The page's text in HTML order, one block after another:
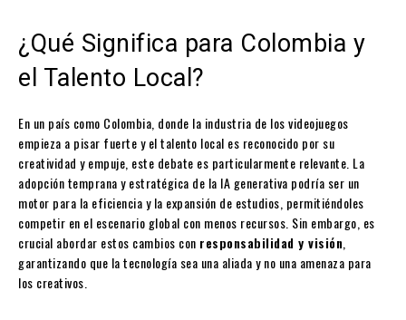
¿Qué Significa para Colombia y
el Talento Local?
En un país como Colombia, donde la industria de los videojuegos
empieza a pisar fuerte y el talento local es reconocido por su
creatividad y empuje, este debate es particularmente relevante. La
adopción temprana y estratégica de la IA generativa podría ser un
motor para la eficiencia y la expansión de estudios, permitiéndoles
competir en el escenario global con menos recursos. Sin embargo, es
crucial abordar estos cambios con responsabilidad y visión
garantizando que la tecnología sea una aliada y no una amenaza para
los creativos.